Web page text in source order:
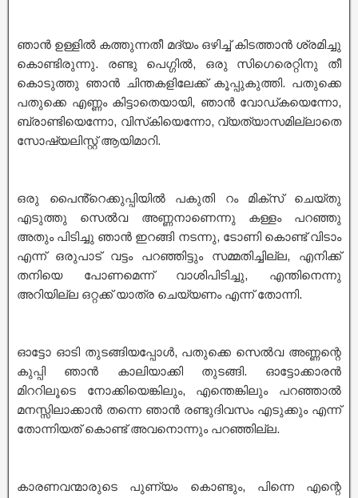
ഞാൻ ഉള്ളിൽ കത്തുന്നതീ മദ്യം ഒഴിച്ച് കിടത്താൻ ശ്രമിച്ചു
കൊണ്ടിരുന്നു. രണ്ടു പെഗ്ഗിൽ, ഒരു സിഗെരെറ്റിനു തീ
കൊടുത്തു ഞാൻ ചിന്തകളിലേക്ക് കൂപ്പുകുത്തി. പതുക്കെ
പതുക്കെ എണ്ണം കിട്ടാതെയായി, ഞാൻ വോഡ്കയെന്നോ,
ബ്രാണ്ടിയെന്നോ, വിസ്‌കിയെന്നോ, വ്യത്യാസമില്ലാതെ
സോഷ്യലിസ്റ്റ് ആയിമാറി.
ഒരു പൈൻ്റെക്കുപ്പിയിൽ പകുതി റം മിക്സ് ചെയ്തു
എടുത്തു സെൽവ അണ്ണനാണെന്നു കള്ളം പറഞ്ഞു
അതും പിടിച്ചു ഞാൻ ഇറങ്ങി നടന്നു, ടോണി കൊണ്ട് വിടാം
എന്ന് ഒരുപാട് വട്ടം പറഞ്ഞിട്ടും സമ്മതിച്ചില്ല, എനിക്ക്
തനിയെ പോണമെന്ന് വാശിപിടിച്ചു, എന്തിനെന്നു
അറിയില്ല ഒറ്റക്ക് യാത്ര ചെയ്യണം എന്ന് തോന്നി.
ഓട്ടോ ഓടി തുടങ്ങിയപ്പോൾ, പതുക്കെ സെൽവ അണ്ണന്റെ
കുപ്പി ഞാൻ കാലിയാക്കി തുടങ്ങി. ഓട്ടോക്കാരൻ
മിററിലൂടെ നോക്കിയെങ്കിലും, എന്തെങ്കിലും പറഞ്ഞാൽ
മനസ്സിലാക്കാൻ തന്നെ ഞാൻ രണ്ടുദിവസം എടുക്കും എന്ന്
തോന്നിയത് കൊണ്ട് അവനൊന്നും പറഞ്ഞില്ല.
കാരണവന്മാരുടെ പുണ്യം കൊണ്ടും, പിന്നെ എന്റെ